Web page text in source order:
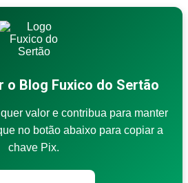
o Blog Fuxico do Sertão
valor e contribua para manter
no botão abaixo para copiar a
chave Pix.